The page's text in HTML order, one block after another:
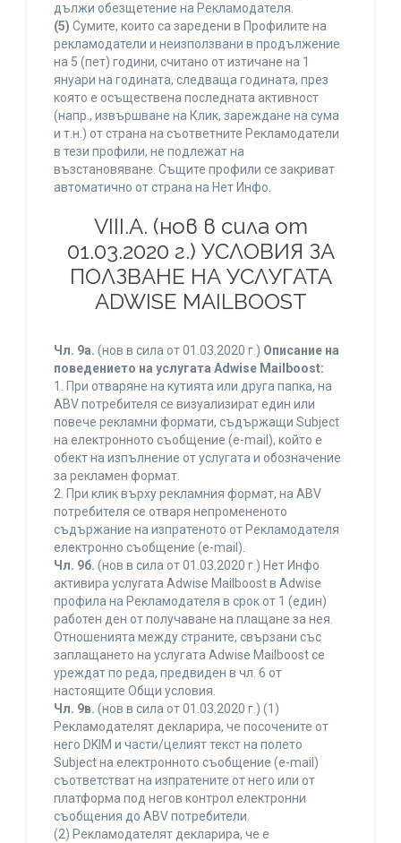
дължи обезщетение на Рекламодателя.
(5) Сумите, които са заредени в Профилите на
рекламодатели и неизползвани в продължение
на 5 (пет) години, считано от изтичане на 1
януари на годината, следваща годината, през
която е осъществена последната активност
(напр., извършване на Клик, зареждане на сума
и т.н.) от страна на съответните Рекламодатели
в тези профили, не подлежат на
възстановяване. Същите профили се закриват
автоматично от страна на Нет Инфо.
VIII.A. (нов в сила от
01.03.2020 г.) УСЛОВИЯ ЗА
ПОЛЗВАНЕ НА УСЛУГАТА
ADWISE MAILBOOST
Чл. 9а. (нов в сила от 01.03.2020 г.) Описание на
поведението на услугата Adwise Mailboost:
1. При отваряне на кутията или друга папка, на
ABV потребителя се визуализират един или
повече рекламни формати, съдържащи Subject
на електронното съобщение (e-mail), който е
обект на изпълнение от услугата и обозначение
за рекламен формат.
2. При клик върху рекламния формат, на ABV
потребителя се отваря непромененото
съдържание на изпратеното от Рекламодателя
електронно съобщение (e-mail).
Чл. 9б. (нов в сила от 01.03.2020 г.) Нет Инфо
активира услугата Adwise Mailboost в Adwise
профила на Рекламодателя в срок от 1 (един)
работен ден от получаване на плащане за нея.
Отношенията между страните, свързани със
заплащането на услугата Adwise Mailboost се
уреждат по реда, предвиден в чл. 6 от
настоящите Общи условия.
Чл. 9в. (нов в сила от 01.03.2020 г.) (1)
Рекламодателят декларира, че посочените от
него DKIM и части/целият текст на полето
Subject на електронното съобщение (e-mail)
съответстват на изпратените от него или от
платформа под негов контрол електронни
съобщения до ABV потребители.
(2) Рекламодателят декларира, че е